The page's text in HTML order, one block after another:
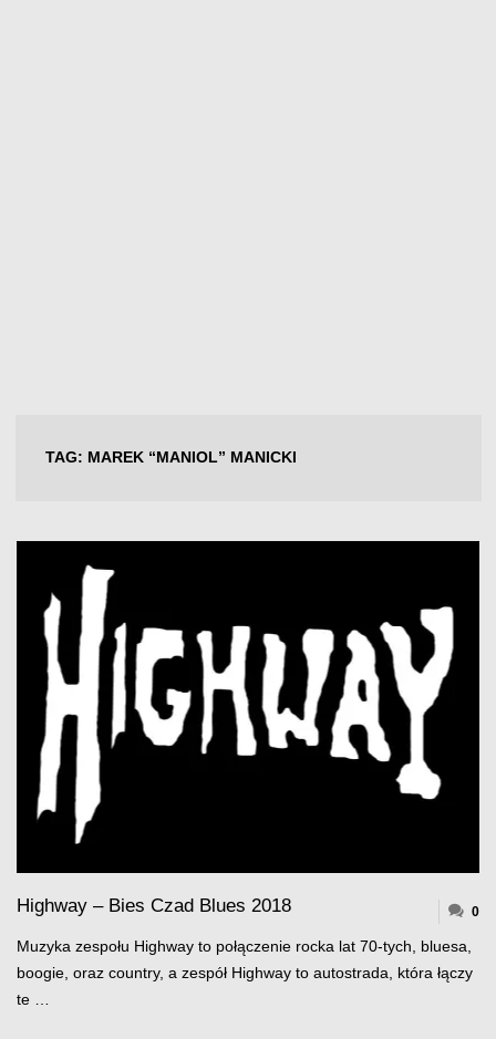
TAG: MAREK “MANIOL” MANICKI
Highway – Bies Czad Blues 2018 0
Muzyka zespołu Highway to połączenie rocka lat 70-tych, bluesa,
boogie, oraz country, a zespół Highway to autostrada, która łączy
te …